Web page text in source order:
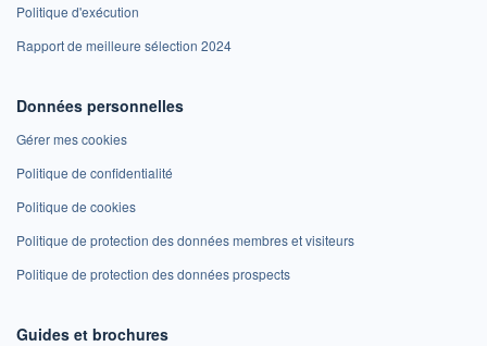
Politique d'exécution
Rapport de meilleure sélection 2024
Données personnelles
Gérer mes cookies
Politique de confidentialité
Politique de cookies
Politique de protection des données membres et visiteurs
Politique de protection des données prospects
Guides et brochures